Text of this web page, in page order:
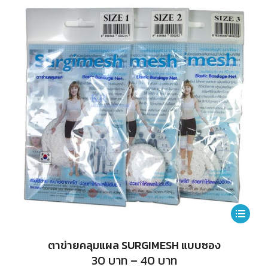
options
may
be
chosen
on
the
product
page
650
บาท
This
ตาข่ายคลุมแผล SURGIMESH แบบซอง
30บาท – 40บาทPrice
range: